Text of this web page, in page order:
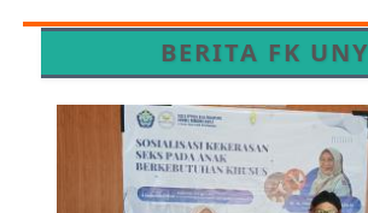
BERITA FK UNY